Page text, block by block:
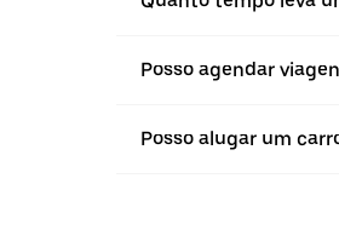
Posso agendar
Posso alugar um